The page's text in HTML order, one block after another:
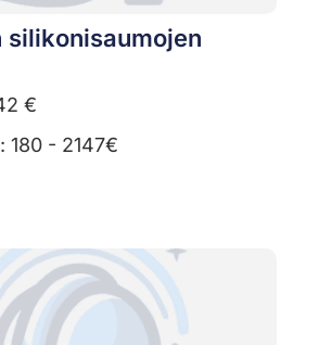
silikonisaumojen
€
180 - 2147€